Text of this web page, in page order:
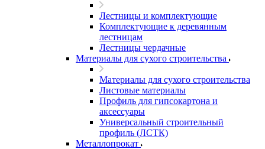
Лестницы и комплектующие
Комплектующие к деревянным
лестницам
Лестницы чердачные
Материалы для сухого строительства
Материалы для сухого строительства
Листовые материалы
Профиль для гипсокартона и
аксессуары
Универсальный строительный
профиль (ЛСТК)
Металлопрокат